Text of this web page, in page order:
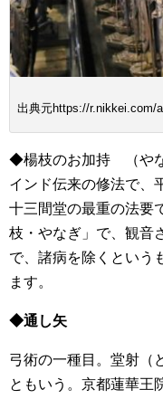
出典元https://r.nikkei.com/
◆楊枝のお加持 （や
インド伝来の修法で、
十三間堂の最重の法要
枝・やなぎ」で、観音
で、諸病を除くという
ます。
◆通し矢
弓術の一種目。堂射（
ともいう。京都蓮華王